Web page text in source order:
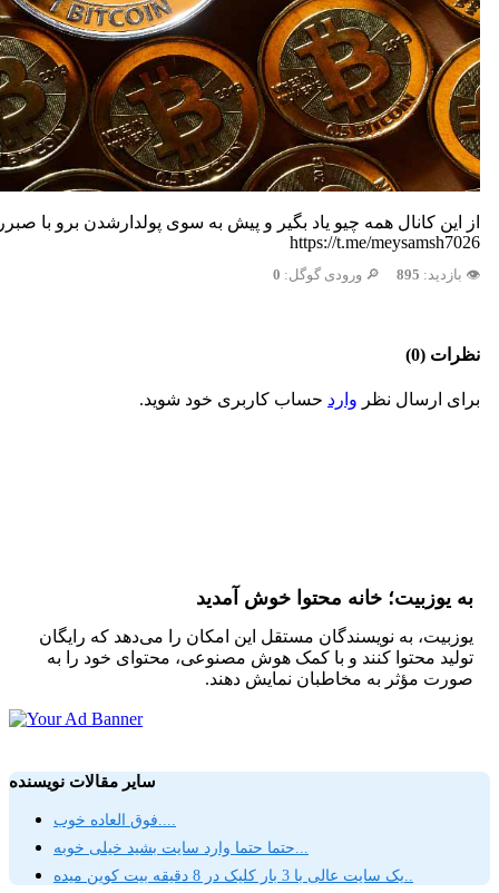
از این کانال همه چیو یاد بگیر و پیش به سوی پولدارشدن برو با
https://t.me/meysamsh7026
👁️ بازدید: 895 🔎 ورودی گوگل: 0
نظرات (0)
برای ارسال نظر وارد حساب کاربری خود شوید.
به یوزبیت؛ خانه محتوا خوش آمدید
یوزبیت، به نویسندگان مستقل این امکان را می‌دهد که رایگان
تولید محتوا کنند و با کمک هوش مصنوعی، محتوای خود را به
صورت مؤثر به مخاطبان نمایش دهند.
سایر مقالات نویسنده
فوق العاده خوب....
حتما حتما وارد سایت بشید خیلی خوبه...
یک سایت عالی با 3 بار کلیک در 8 دقیقه بیت کوین میده..